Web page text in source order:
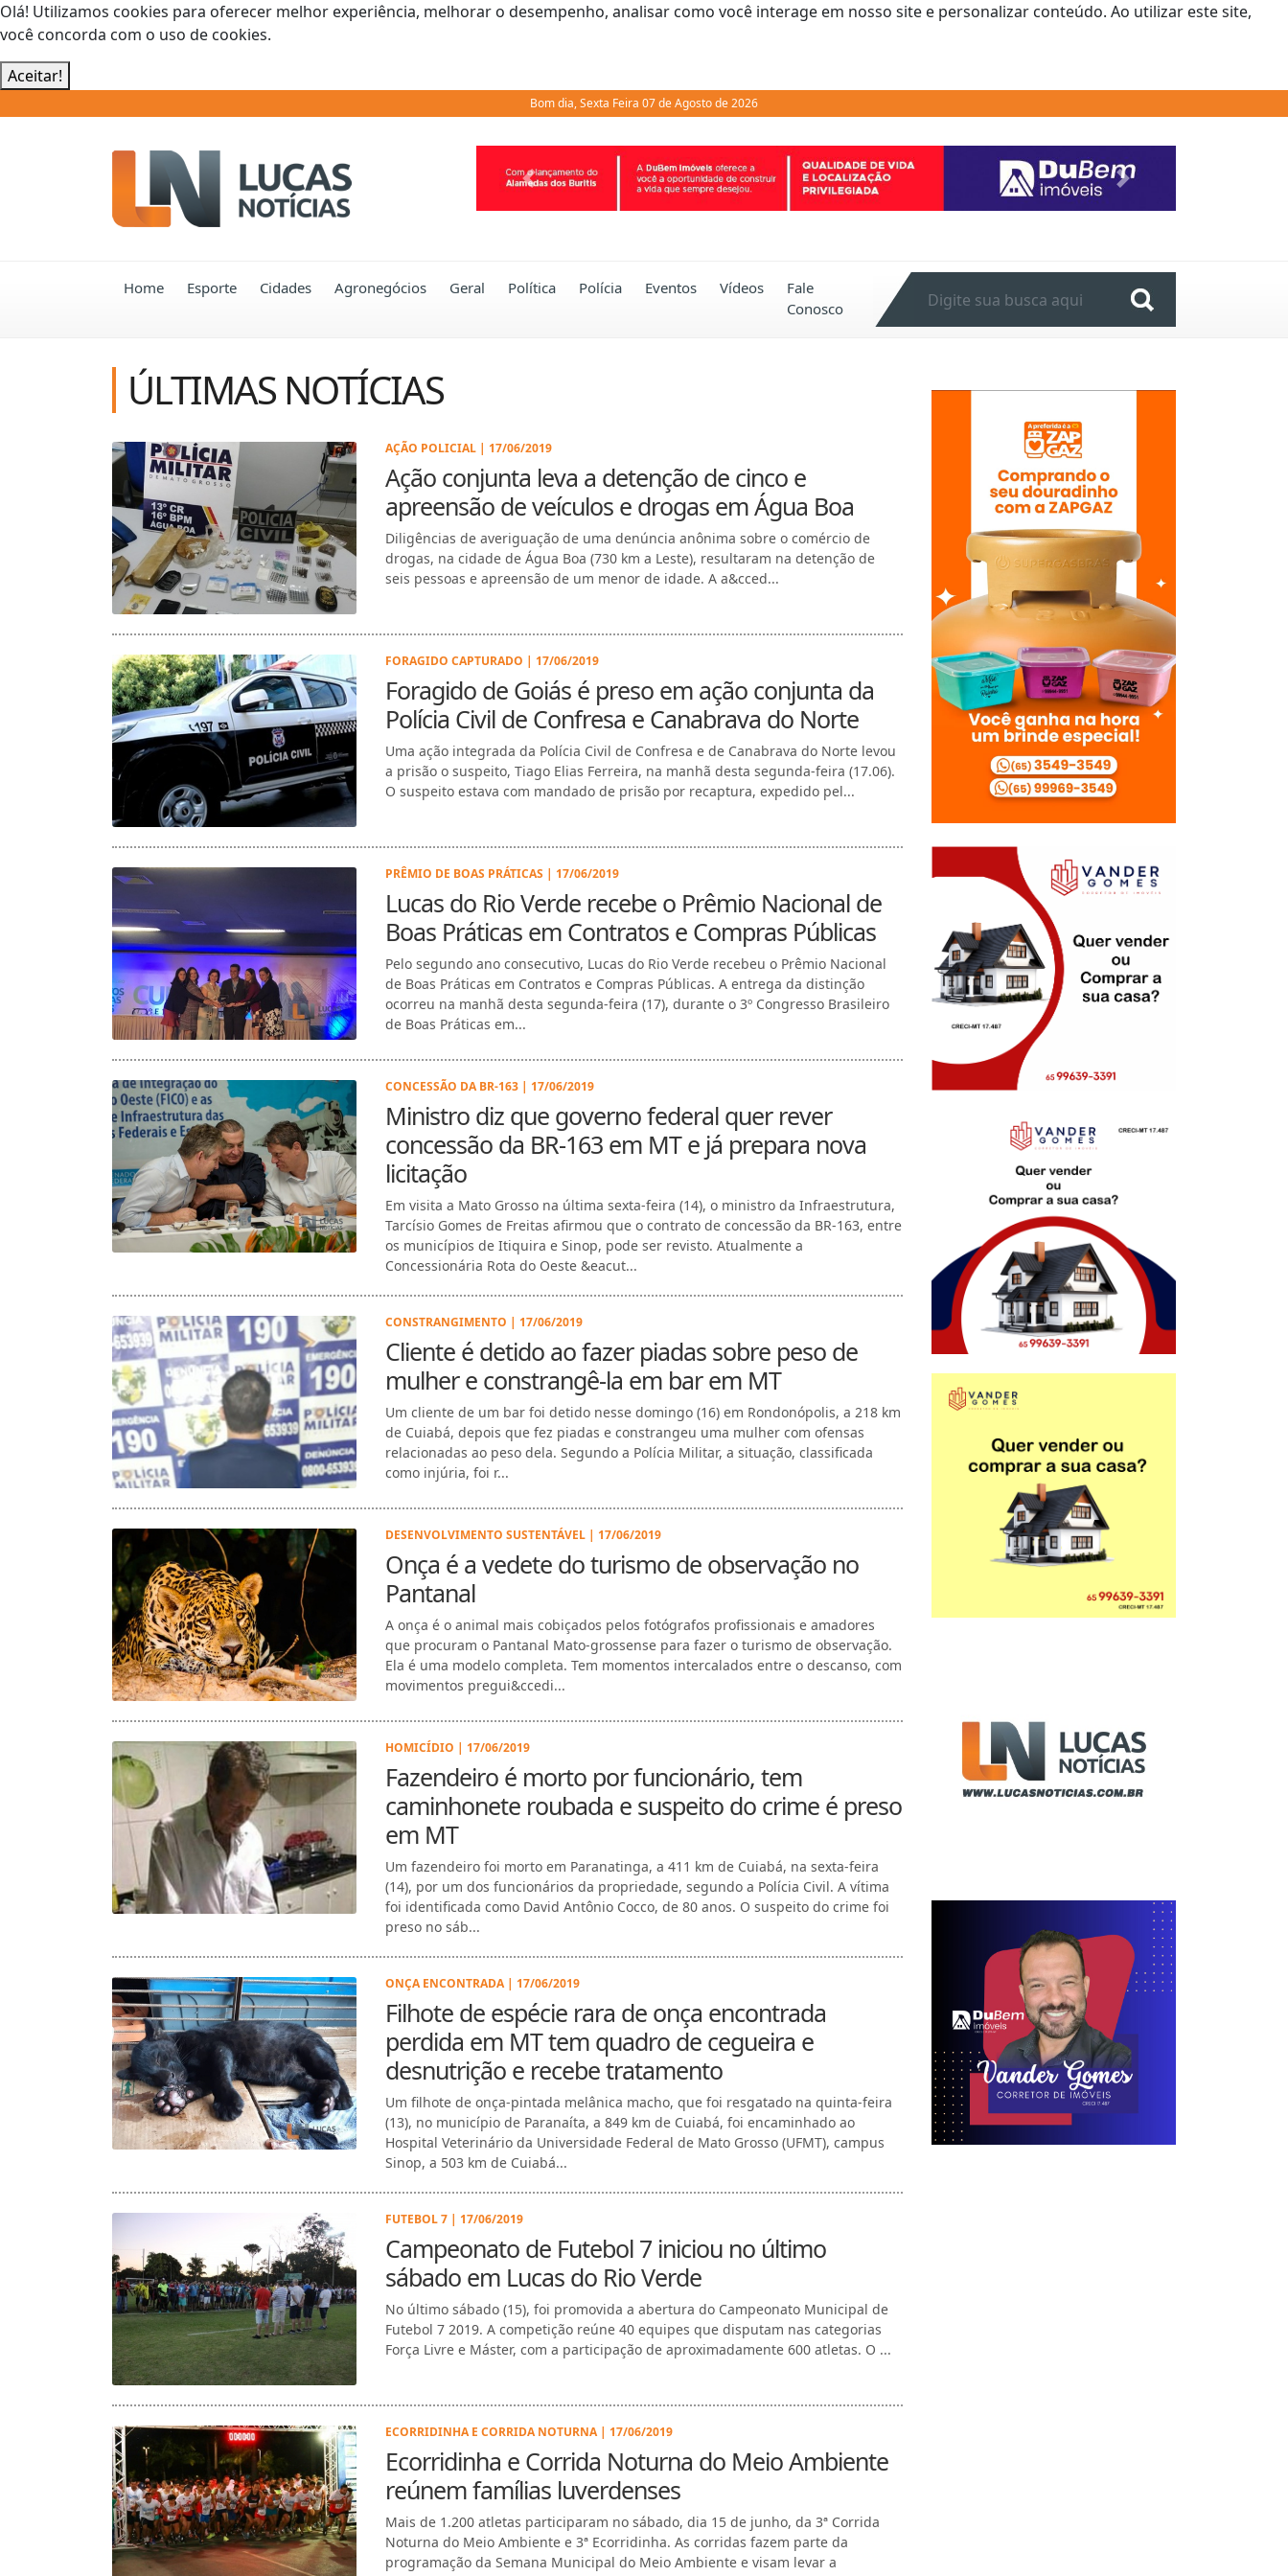
Olá! Utilizamos cookies para oferecer melhor experiência, melhorar o desempenho, analisar como você interage em nosso site e personalizar conteúdo. Ao utilizar este site,
você concorda com o uso de cookies.
Aceitar!
Bom dia, Sexta Feira 07 de Agosto de 2026
Previous Next
Home Esporte Cidades Agronegócios Geral Política Polícia Eventos Vídeos
Fale
Conosco
ÚLTIMAS NOTÍCIAS
AÇÃO POLICIAL | 17/06/2019
Ação conjunta leva a detenção de cinco e
apreensão de veículos e drogas em Água Boa
Diligências de averiguação de uma denúncia anônima sobre o comércio de
drogas, na cidade de Água Boa (730 km a Leste), resultaram na detenção de
seis pessoas e apreensão de um menor de idade. A a&cced...
FORAGIDO CAPTURADO | 17/06/2019
Foragido de Goiás é preso em ação conjunta da
Polícia Civil de Confresa e Canabrava do Norte
Uma ação integrada da Polícia Civil de Confresa e de Canabrava do Norte levou
a prisão o suspeito, Tiago Elias Ferreira, na manhã desta segunda-feira (17.06).
O suspeito estava com mandado de prisão por recaptura, expedido pel...
PRÊMIO DE BOAS PRÁTICAS | 17/06/2019
Lucas do Rio Verde recebe o Prêmio Nacional de
Boas Práticas em Contratos e Compras Públicas
Pelo segundo ano consecutivo, Lucas do Rio Verde recebeu o Prêmio Nacional
de Boas Práticas em Contratos e Compras Públicas. A entrega da distinção
ocorreu na manhã desta segunda-feira (17), durante o 3º Congresso Brasileiro
de Boas Práticas em...
CONCESSÃO DA BR-163 | 17/06/2019
Ministro diz que governo federal quer rever
concessão da BR-163 em MT e já prepara nova
licitação
Em visita a Mato Grosso na última sexta-feira (14), o ministro da Infraestrutura,
Tarcísio Gomes de Freitas afirmou que o contrato de concessão da BR-163, entre
os municípios de Itiquira e Sinop, pode ser revisto. Atualmente a
Concessionária Rota do Oeste &eacut...
CONSTRANGIMENTO | 17/06/2019
Cliente é detido ao fazer piadas sobre peso de
mulher e constrangê-la em bar em MT
Um cliente de um bar foi detido nesse domingo (16) em Rondonópolis, a 218 km
de Cuiabá, depois que fez piadas e constrangeu uma mulher com ofensas
relacionadas ao peso dela. Segundo a Polícia Militar, a situação, classificada
como injúria, foi r...
DESENVOLVIMENTO SUSTENTÁVEL | 17/06/2019
Onça é a vedete do turismo de observação no
Pantanal
A onça é o animal mais cobiçados pelos fotógrafos profissionais e amadores
que procuram o Pantanal Mato-grossense para fazer o turismo de observação.
Ela é uma modelo completa. Tem momentos intercalados entre o descanso, com
movimentos pregui&ccedi...
HOMICÍDIO | 17/06/2019
Fazendeiro é morto por funcionário, tem
caminhonete roubada e suspeito do crime é preso
em MT
Um fazendeiro foi morto em Paranatinga, a 411 km de Cuiabá, na sexta-feira
(14), por um dos funcionários da propriedade, segundo a Polícia Civil. A vítima
foi identificada como David Antônio Cocco, de 80 anos. O suspeito do crime foi
preso no sáb...
ONÇA ENCONTRADA | 17/06/2019
Filhote de espécie rara de onça encontrada
perdida em MT tem quadro de cegueira e
desnutrição e recebe tratamento
Um filhote de onça-pintada melânica macho, que foi resgatado na quinta-feira
(13), no município de Paranaíta, a 849 km de Cuiabá, foi encaminhado ao
Hospital Veterinário da Universidade Federal de Mato Grosso (UFMT), campus
Sinop, a 503 km de Cuiabá...
FUTEBOL 7 | 17/06/2019
Campeonato de Futebol 7 iniciou no último
sábado em Lucas do Rio Verde
No último sábado (15), foi promovida a abertura do Campeonato Municipal de
Futebol 7 2019. A competição reúne 40 equipes que disputam nas categorias
Força Livre e Máster, com a participação de aproximadamente 600 atletas. O ...
ECORRIDINHA E CORRIDA NOTURNA | 17/06/2019
Ecorridinha e Corrida Noturna do Meio Ambiente
reúnem famílias luverdenses
Mais de 1.200 atletas participaram no sábado, dia 15 de junho, da 3ª Corrida
Noturna do Meio Ambiente e 3ª Ecorridinha. As corridas fazem parte da
programação da Semana Municipal do Meio Ambiente e visam levar a